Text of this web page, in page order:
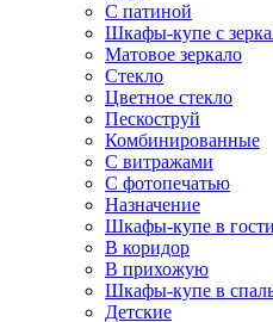
С патиной
Шкафы-купе с
Матовое зеркало
Стекло
Цветное стекло
Пескоструй
Комбинированные
С витражами
С фотопечатью
Назначение
Шкафы-купе в
В коридор
В прихожую
Шкафы-купе в
Детские